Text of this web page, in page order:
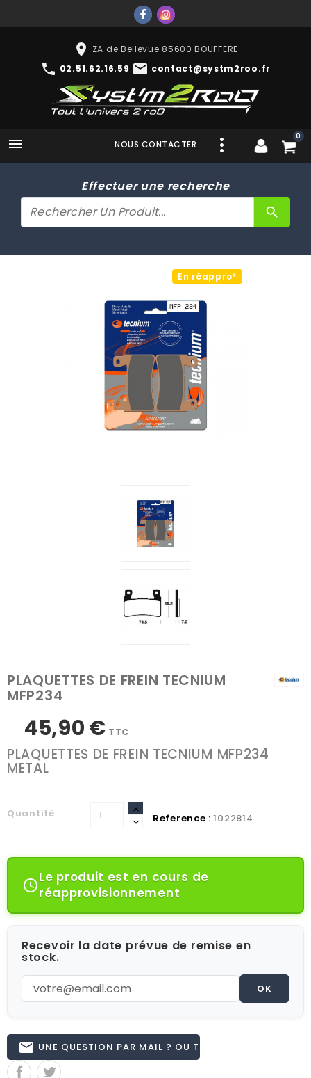
place ZA de Bellevue 85600 BOUFFERE
phone 02.51.62.16.59 mail contact@systm2roo.fr
 0
NOUS CONTACTER
Effectuer une recherche
search
En réappro*
PLAQUETTES DE FREIN TECNIUM
MFP234
45,90 € TTC
PLAQUETTES DE FREIN TECNIUM MFP234
METAL
Quantité Reference : 1022814
Le produit est en cours de
réapprovisionnement
Recevoir la date prévue de remise en
stock.
OK
email UNE QUESTION PAR MAIL ? OU TÉL 02.51.62.16.59